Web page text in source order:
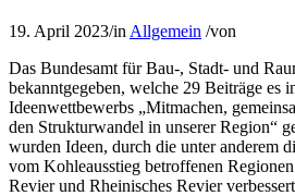
19. April 2023/in Allgemein /von
Das Bundesamt für Bau-, Stadt- und
bekanntgegeben, welche 29 Beiträge es
Ideenwettbewerbs „Mitmachen,
den Strukturwandel in unserer Region“
wurden Ideen, durch die unter anderem
vom Kohleausstieg betroffenen
Revier und Rheinisches Revier